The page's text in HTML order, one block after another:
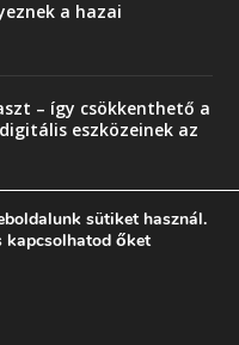
a hazai
– így csökkenthető a
eszközeinek az
sütiket használ.
kapcsolhatod őket